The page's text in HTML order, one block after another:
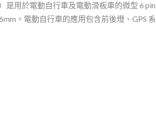
用於電動自行車及電動滑板車的微型 6
。電動自行車的應用包含前後燈、GPS